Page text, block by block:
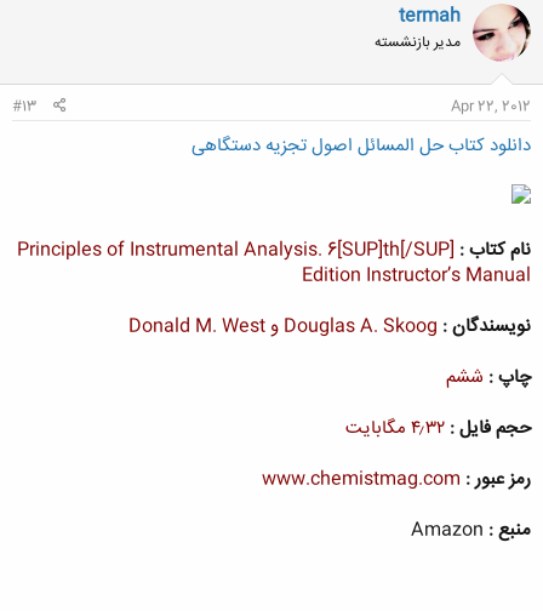
termah
مدیر بازنشسته
Apr 22, 2012
#13
دانلود کتاب حل المسائل اصول تجزیه دستگاهی
نام کتاب : Principles of Instrumental Analysis. 6[SUP]th[/SUP]
Edition Instructor’s Manual
نویسندگان : Douglas A. Skoog و Donald M. West
چاپ : ششم
حجم فایل : ۴٫۳۲ مگابایت
رمز عبور : www.chemistmag.com
منبع : Amazon